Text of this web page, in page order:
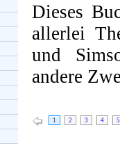
Dieses
allerlei
und
andere
1 2 3 4 5